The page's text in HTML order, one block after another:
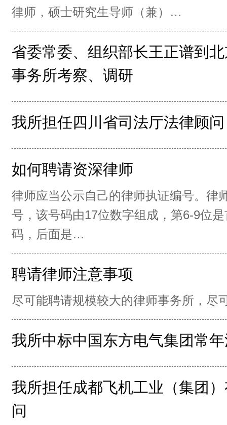
律师，硕士研究生导师（兼）…
省委常委、组织部长王正谱到
事务所考察、调研
我所担任四川省司法厅法律顾问
如何聘请资深律师
律师应当公示自己的律师执证编号。律
号，该号码由17位数字组成，第6-9位
码，后面是…
聘请律师注意事项
尽可能聘请规模较大的律师事务所，尽
我所中标中国东方电气集团常
我所担任成都飞机工业（集团
问